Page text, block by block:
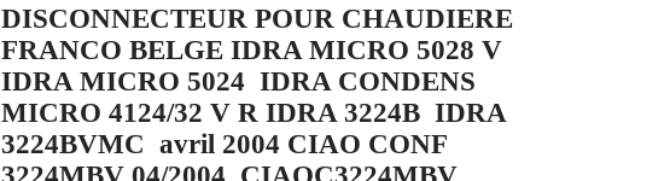
DISCONNECTEUR POUR CHAUDIERE
FRANCO BELGE IDRA MICRO 5028 V
IDRA MICRO 5024 IDRA CONDENS
MICRO 4124/32 V R IDRA 3224B IDRA
3224BVMC avril 2004 CIAO CONF